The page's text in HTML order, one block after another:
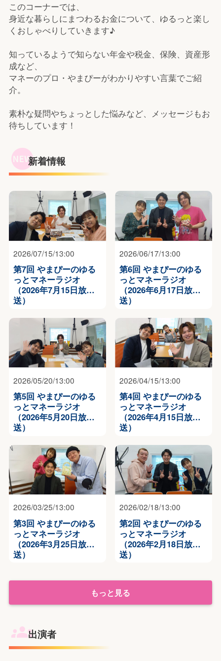
このコーナーでは、
身近な暮らしにまつわるお金について、ゆるっと楽し
くおしゃべりしていきます♪
知っているようで知らない年金や税金、保険、資産形
成など、
マネーのプロ・やまぴーがわかりやすい言葉でご紹
介。
素朴な疑問やちょっとした悩みなど、メッセージもお
待ちしています！
新着情報
2026/07/15/13:00
第7回 やまぴーのゆる
っとマネーラジオ
（2026年7月15日放
送）
2026/06/17/13:00
第6回 やまぴーのゆる
っとマネーラジオ
（2026年6月17日放
送）
2026/05/20/13:00
第5回 やまぴーのゆる
っとマネーラジオ
（2026年5月20日放
送）
2026/04/15/13:00
第4回 やまぴーのゆる
っとマネーラジオ
（2026年4月15日放
送）
2026/03/25/13:00
第3回 やまぴーのゆる
っとマネーラジオ
（2026年3月25日放
送）
2026/02/18/13:00
第2回 やまぴーのゆる
っとマネーラジオ
（2026年2月18日放
送）
もっと見る
出演者